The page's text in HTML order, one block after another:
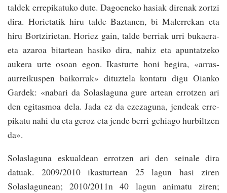
taldek errepikatuko du­te. Dagoeneko hasiak direnak zortzi
dira. Horie­tatik hiru talde Baz­tanen, bi Malerrekan eta
hiru Bor­tzirietan. Horiez gain, talde berriak­ urri bukaera­
eta azaroa bitartean hasi­ko dira, nahiz eta apunta­tzeko
aukera urte osoan egon. Ikasturte honi begira, «arras­
aurreikuspen baikorrak» dituz­tela kontatu digu Oianko
Gardek: «nabari da Solas­laguna gure artean erro­tzen ari
den egitasmoa dela. Jada ez da ezezagu­na, jendeak erre­
pikatu nahi du eta geroz eta jende be­rri gehiago hurbiltzen
da­».
Solaslaguna eskualdean errotzen ari den seinale dira
datuak. 2009/­2010 ikasturtean 25 lagun hasi ziren
Solaslagu­nean; 2010/2011­n 40 lagun animatu ziren;